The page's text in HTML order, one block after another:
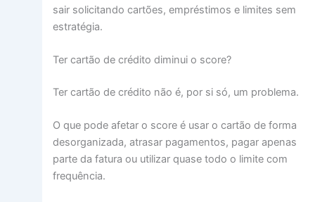
sair solicitando cartões, empréstimos e limites sem
estratégia.
Ter cartão de crédito diminui o score?
Ter cartão de crédito não é, por si só, um problema.
O que pode afetar o score é usar o cartão de forma
desorganizada, atrasar pagamentos, pagar apenas
parte da fatura ou utilizar quase todo o limite com
frequência.